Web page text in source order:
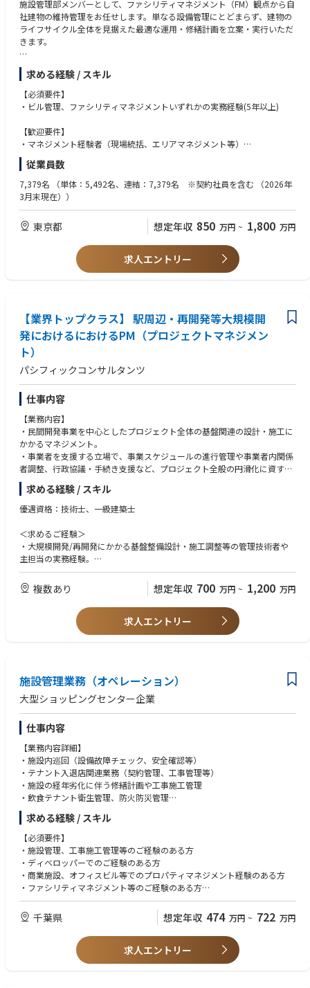
【想定残業時間】50h/月(全社平均)
【休日出勤】 1～2日/月程度 ※工事や点検のため、平日に代休を取得可
能
【配属部署】 サポート本部 施設管理部
参照ください。https://www.disco.co.jp/recruit/information/measures/
【企業説明動画】https://youtube.com/playlist?list=PL8yfoAFltAcZrnb4B
EAojAKuCk48fK-4g&si=HTveYdT4LwnHn8EM
施設管理部メンバーとして、ファシリティマネジメント（FM）観点から自
社建物の維持管理をお任せします。単なる設備管理にとどまらず、建物の
ライフサイクル全体を見据えた最適な運用・修繕計画を立案・実行いただ
きます。
【具体的には】
・ ファシリティ全体の維持管理方針の立案・実行
・中長期修繕計画の策定・予算管理・実行推進
・年間設備保守スケジュールの作成と業者対応
・省エネ法やビル管法等の諸官庁対応
・社内の関係部署・利用部門との調整、経営層への企画提案
【本ポジションの魅力】
・中長期的な視点で、建物資産の最適運用に携わることができる
・自社ビルの専任担当なので社内の利用部門とのやり取りが中心
・プロセスには自由度があり、裁量を持って働けます
【なぜ機械系メーカーで施設管理（ビル管理）を募集？】
そのため本社社屋の維持管理という領域においても、サプライヤ委託では
なく自分たちで作業を行っていく方針をとっており、
【想定残業時間】45h/月(全社平均)
【休日出勤】 1～2日/月程度 ※設備点検のため、平日に代休を取得可能
【配属部署】 サポート本部 施設管理部 プロパティグループ ビルマネ
ジメントチーム
【勤務地】 東京本社および羽田R＆Dセンター
【勤務形態】原則出社勤務にて就業いただきます。関連情報は同社HPをご
参照ください。https://www.disco.co.jp/recruit/information/measures/
【企業説明動画】https://www.youtube.com/watch?v=3C6qOqjDBMo
求める経験 / スキル
【必須要件】
・ビル管理、ファシリティマネジメントいずれかの実務経験(5年以上)
【歓迎要件】
・マネジメント経験者（現場統括、エリアマネジメント等）
・建築物環境衛生管理技術者（ビル管）/エネルギー管理士/公害防止管理
者/電気主任技術者などの有資格者
【求める人物像】
・新しいサービスやツールに興味を持ち、自ら情報収集している
・コミュニケーションをとり、チームで働くことができる
・チャレンジや変化をいとわない
従業員数
7,379名
（単体：5,492名、連結：7,379名 ※契約社員を含む （2026年
3月末現在））
東京都 想定年収 850 万円 ~ 1,800 万円
求人エントリー
【業界トップクラス】 駅周辺・再開発等大規模開
発におけるにおけるPM（プロジェクトマネジメン
ト）
パシフィックコンサルタンツ
仕事内容
【業務内容】
・民間開発事業を中心としたプロジェクト全体の基盤関連の設計・施工に
かかるマネジメント。
・事業者を支援する立場で、事業スケジュールの進行管理や事業者内関係
者調整、行政協議・手続き支援など、プロジェクト全般の円滑化に資する
全体マネジメント。
・基盤整備工事（造成、排水、道路等）全般の設計・調整 など。
求める経験 / スキル
優遇資格：技術士、一級建築士
＜求めるご経験＞
・大規模開発/再開発にかかる基盤整備設計・施工調整等の管理技術者や
主担当の実務経験。
・大規模開発/再開発にかかる事業者を支援する立場でのプロジェクトマ
ネジメント等の実務経験。
複数あり 想定年収 700 万円 ~ 1,200 万円
求人エントリー
施設管理業務（オペレーション）
大型ショッピングセンター企業
仕事内容
【業務内容詳細】
・施設内巡回（設備故障チェック、安全確認等）
・テナント入退店関連業務（契約管理、工事管理等）
・施設の経年劣化に伴う修繕計画や工事施工管理
・飲食テナント衛生管理、防火防災管理
・テナント従業員向け施策の検討、実施（接客研修、従業員休憩室の改修
など）
【1日の流れ(例)】
9:30 出社
10:00 館内巡回（館内温度、清掃状態の確認など）
12:00 休憩
15:00 テナント入店工事打合せ、実地確認
17:00 防火防災訓練 企画検討
※全国転勤あり、海外への駐在可能性あり
求める経験 / スキル
【必須要件】
・施設管理、工事施工管理等のご経験のある方
・ディベロッパーでのご経験のある方
・商業施設、オフィスビル等でのプロパティマネジメント経験のある方
・ファシリティマネジメント等のご経験のある方
【歓迎要件】
・宅建資格をお持ちの方
・SC経営士資格をお持ちの方
■歓迎するスキル・視点
千葉県 想定年収 474 万円 ~ 722 万円
求人エントリー